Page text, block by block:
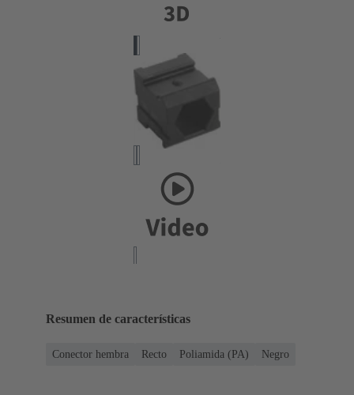
Resumen de características
Conector hembra Recto Poliamida (PA) Negro